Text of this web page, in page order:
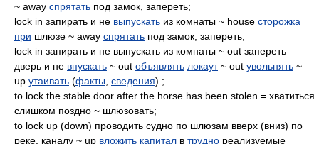
~ away спрятать под замок, запереть;
lock in запирать и не выпускать из комнаты ~ house сторожка
при шлюзе ~ away спрятать под замок, запереть;
lock in запирать и не выпускать из комнаты ~ out запереть
дверь и не впускать ~ out объявлять локаут~ out увольнять ~
up утаивать (факты сведения) ;
to lock the stable door after the horse has been stolen = хватиться
слишком поздно ~ шлюзовать;
to lock up (down) проводить судно по шлюзам вверх (вниз) по
реке, каналу ~ up вложить капитал в трудно реализуемые